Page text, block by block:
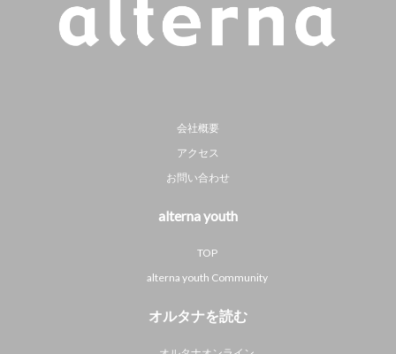
会社概要
アクセス
お問い合わせ
alterna youth
TOP
alterna youth Community
オルタナを読む